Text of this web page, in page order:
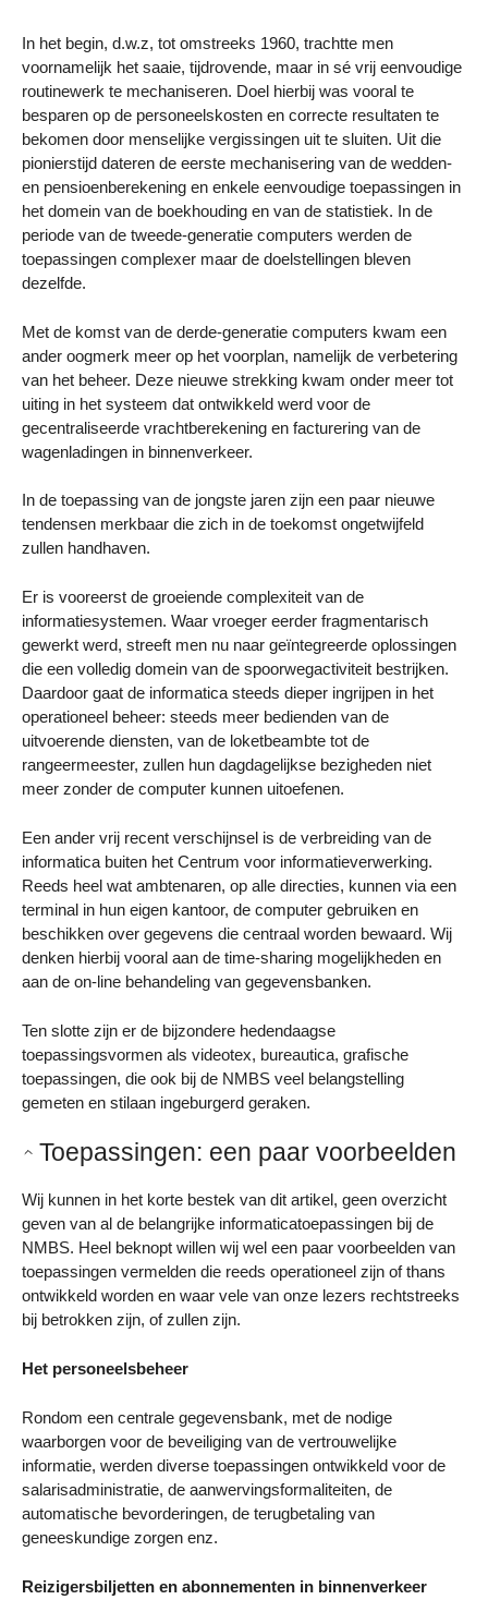
In het begin, d.w.z, tot omstreeks 1960, trachtte men
voornamelijk het saaie, tijdrovende, maar in sé vrij eenvoudige
routinewerk te mechaniseren. Doel hierbij was vooral te
besparen op de personeelskosten en correcte resultaten te
bekomen door menselijke vergissingen uit te sluiten. Uit die
pionierstijd dateren de eerste mechanisering van de wedden-
en pensioenberekening en enkele eenvoudige toepassingen in
het domein van de boekhouding en van de statistiek. In de
periode van de tweede-generatie computers werden de
toepassingen complexer maar de doelstellingen bleven
dezelfde.
Met de komst van de derde-generatie computers kwam een
ander oogmerk meer op het voorplan, namelijk de verbetering
van het beheer. Deze nieuwe strekking kwam onder meer tot
uiting in het systeem dat ontwikkeld werd voor de
gecentraliseerde vrachtberekening en facturering van de
wagenladingen in binnenverkeer.
In de toepassing van de jongste jaren zijn een paar nieuwe
tendensen merkbaar die zich in de toekomst ongetwijfeld
zullen handhaven.
Er is vooreerst de groeiende complexiteit van de
informatiesystemen. Waar vroeger eerder fragmentarisch
gewerkt werd, streeft men nu naar geïntegreerde oplossingen
die een volledig domein van de spoorwegactiviteit bestrijken.
Daardoor gaat de informatica steeds dieper ingrijpen in het
operationeel beheer: steeds meer bedienden van de
uitvoerende diensten, van de loketbeambte tot de
rangeermeester, zullen hun dagdagelijkse bezigheden niet
meer zonder de computer kunnen uitoefenen.
Een ander vrij recent verschijnsel is de verbreiding van de
informatica buiten het Centrum voor informatieverwerking.
Reeds heel wat ambtenaren, op alle directies, kunnen via een
terminal in hun eigen kantoor, de computer gebruiken en
beschikken over gegevens die centraal worden bewaard. Wij
denken hierbij vooral aan de time-sharing mogelijkheden en
aan de on-line behandeling van gegevensbanken.
Ten slotte zijn er de bijzondere hedendaagse
toepassingsvormen als videotex, bureautica, grafische
toepassingen, die ook bij de NMBS veel belangstelling
gemeten en stilaan ingeburgerd geraken.
Toepassingen: een paar voorbeelden
Wij kunnen in het korte bestek van dit artikel, geen overzicht
geven van al de belangrijke informaticatoepassingen bij de
NMBS. Heel beknopt willen wij wel een paar voorbeelden van
toepassingen vermelden die reeds operationeel zijn of thans
ontwikkeld worden en waar vele van onze lezers rechtstreeks
bij betrokken zijn, of zullen zijn.
Het personeelsbeheer
Rondom een centrale gegevensbank, met de nodige
waarborgen voor de beveiliging van de vertrouwelijke
informatie, werden diverse toepassingen ontwikkeld voor de
salarisadministratie, de aanwervingsformaliteiten, de
automatische bevorderingen, de terugbetaling van
geneeskundige zorgen enz.
Reizigersbiljetten en abonnementen in binnenverkeer